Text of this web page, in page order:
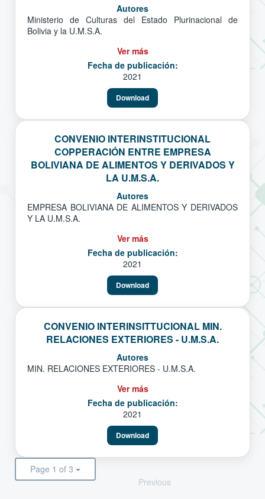
Autores
Ministerio de Culturas del Estado Plurinacional de
Bolivia y la U.M.S.A.
Ver más
Fecha de publicación:
2021
Download
CONVENIO INTERINSTITUCIONAL
COPPERACIÓN ENTRE EMPRESA
BOLIVIANA DE ALIMENTOS Y DERIVADOS Y
LA U.M.S.A.
Autores
EMPRESA BOLIVIANA DE ALIMENTOS Y DERIVADOS
Y LA U.M.S.A.
Ver más
Fecha de publicación:
2021
Download
CONVENIO INTERINSITTUCIONAL MIN.
RELACIONES EXTERIORES - U.M.S.A.
Autores
MIN. RELACIONES EXTERIORES - U.M.S.A.
Ver más
Fecha de publicación:
2021
Download
Page 1 of 3
Previous